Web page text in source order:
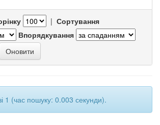
| Сортування
Впорядкування
1 (час пошуку: 0.003 секунди).